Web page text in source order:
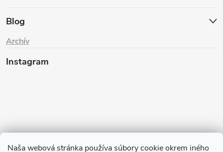
Naša webová stránka používa súbory cookie okrem iného
Blog
Archív
Instagram